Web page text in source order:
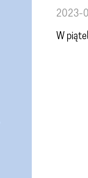
2023-
W